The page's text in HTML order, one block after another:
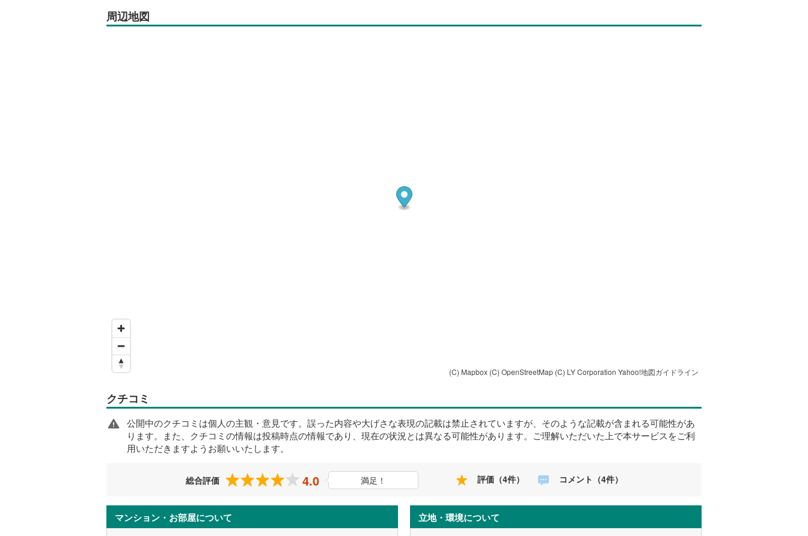
周辺地図
(C) Mapbox (C) OpenStreetMap (C) LY Corporation Yahoo!地図ガイドライン
クチコミ
公開中のクチコミは個人の主観・意見です。誤った内容や大げさな表現の記載は禁止されていますが、そのような記載が含まれる可能性があ
ります。また、クチコミの情報は投稿時点の情報であり、現在の状況とは異なる可能性があります。ご理解いただいた上で本サービスをご利
用いただきますようお願いいたします。
総合評価 4.0 満足！ 評価（4件） コメント（4件）
マンション・お部屋について 立地・環境について